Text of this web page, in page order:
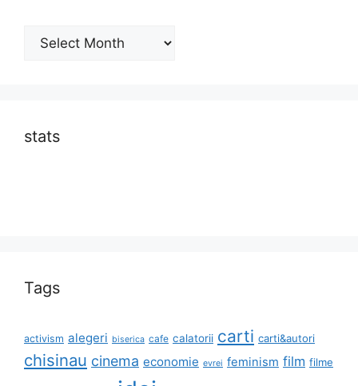
Archives
stats
Tags
activism alegeri biserica cafe calatorii carti carti&autori
chisinau cinema economie evrei feminism film filme